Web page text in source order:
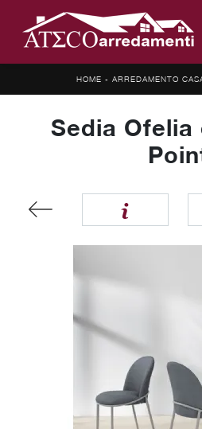
HOME - ARREDAMENTO
Sedia Ofelia